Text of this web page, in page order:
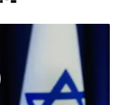
والاستيلاء